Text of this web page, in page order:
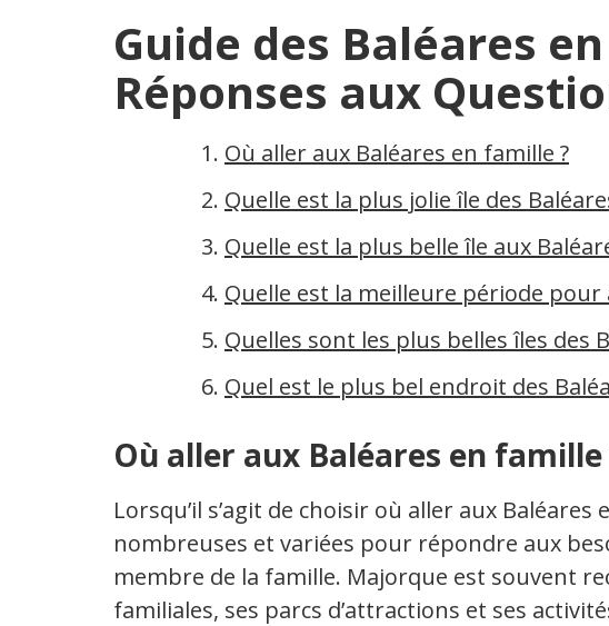
Guide des Baléares
Réponses aux
Où aller aux Baléares en famille ?
Quelle est la plus jolie île des
Quelle est la plus belle île aux
Quelle est la meilleure période pour
Quelles sont les plus belles îles des
Quel est le plus bel endroit des
Où aller aux Baléares en famille
Lorsqu’il s’agit de choisir où aller aux
nombreuses et variées pour répondre aux
membre de la famille. Majorque est souvent
familiales, ses parcs d’attractions et ses